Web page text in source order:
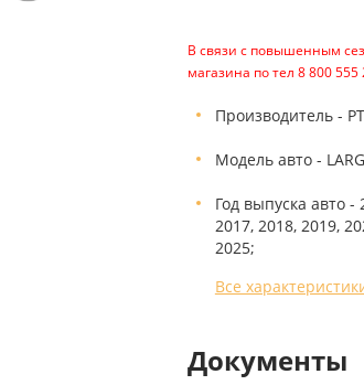
В связи с повышенным
магазина по тел 8 800 555
Производитель -
Модель авто -
Год выпуска авто -
2017, 2018, 2019,
2025;
Все
Документы